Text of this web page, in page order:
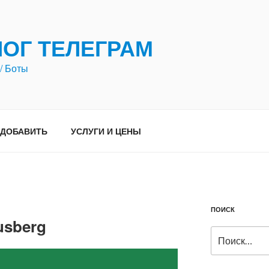
ТЕЛЕГРАМ
Боты
ДОБАВИТЬ УСЛУГИ И ЦЕНЫ
ПОИСК